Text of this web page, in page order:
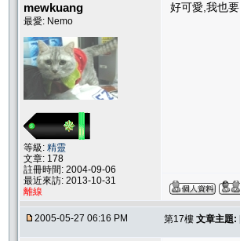
mewkuang
最愛: Nemo
等級: 精靈
文章: 178
註冊時間: 2004-09-06
最近來訪: 2013-10-31
離線
好可愛,我也要
2005-05-27 06:16 PM 第17樓 文章主題: